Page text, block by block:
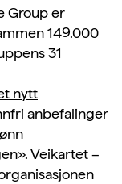
Group er
149.000
31
nytt
anbefalinger
Veikartet –